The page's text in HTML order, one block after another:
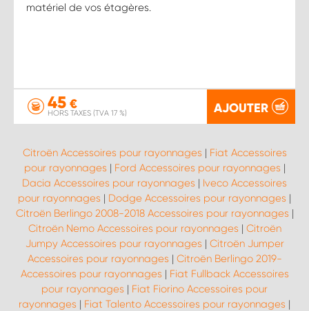
matériel de vos étagères.
45 €
HORS TAXES (TVA 17 %) AJOUTER
Citroën Accessoires pour rayonnages | Fiat Accessoires
pour rayonnages | Ford Accessoires pour rayonnages |
Dacia Accessoires pour rayonnages | Iveco Accessoires
pour rayonnages | Dodge Accessoires pour rayonnages |
Citroën Berlingo 2008-2018 Accessoires pour rayonnages |
Citroën Nemo Accessoires pour rayonnages | Citroën
Jumpy Accessoires pour rayonnages | Citroën Jumper
Accessoires pour rayonnages | Citroën Berlingo 2019-
Accessoires pour rayonnages | Fiat Fullback Accessoires
pour rayonnages | Fiat Fiorino Accessoires pour
rayonnages | Fiat Talento Accessoires pour rayonnages |